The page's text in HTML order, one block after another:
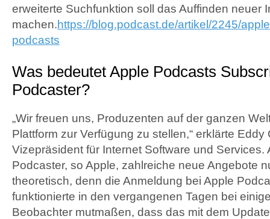
erweiterte Suchfunktion soll das Auffinden neuer
machen.https://blog.podcast.de/artikel/2245/
podcasts
Was bedeutet Apple Podcasts
Podcaster?
„Wir freuen uns, Produzenten auf der ganzen
Plattform zur Verfügung zu stellen,“ erklärte Eddy
Vizepräsident für Internet Software und Services.
Podcaster, so Apple, zahlreiche neue Angebote
theoretisch, denn die Anmeldung bei Apple
funktionierte in den vergangenen Tagen bei
Beobachter mutmaßen, dass das mit dem